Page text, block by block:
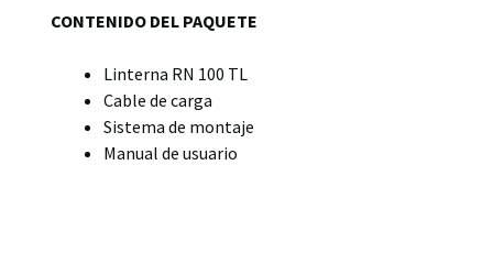
CONTENIDO DEL PAQUETE
Linterna RN 100 TL
Cable de carga
Sistema de montaje
Manual de usuario